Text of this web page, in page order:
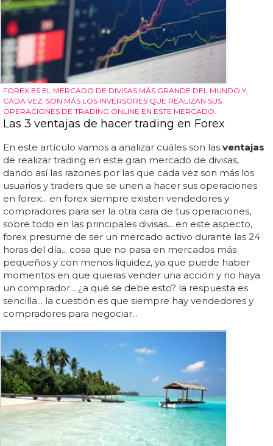
FOREX ES EL MERCADO DE DIVISAS MÁS GRANDE DEL MUNDO Y,
CADA VEZ, SON MÁS LOS INVERSORES QUE REALIZAN SUS
OPERACIONES DE TRADING ONLINE EN ESTE MERCADO.
Las 3 ventajas de hacer trading en Forex
En este artículo vamos a analizar cuáles son las ventajas
de realizar trading en este gran mercado de divisas,
dando así las razones por las que cada vez son más los
usuarios y traders que se unen a hacer sus operaciones
en forex... en forex siempre existen vendedores y
compradores para ser la otra cara de tus operaciones,
sobre todo en las principales divisas... en este aspecto,
forex presume de ser un mercado activo durante las 24
horas del día... cosa que no pasa en mercados más
pequeños y con menos liquidez, ya que puede haber
momentos en que quieras vender una acción y no haya
un comprador... ¿a qué se debe esto? la respuesta es
sencilla... la cuestión es que siempre hay vendedores y
compradores para negociar...